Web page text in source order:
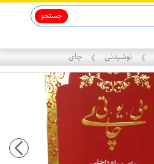
جستجو
❯ نوشیدنی ❯ چای